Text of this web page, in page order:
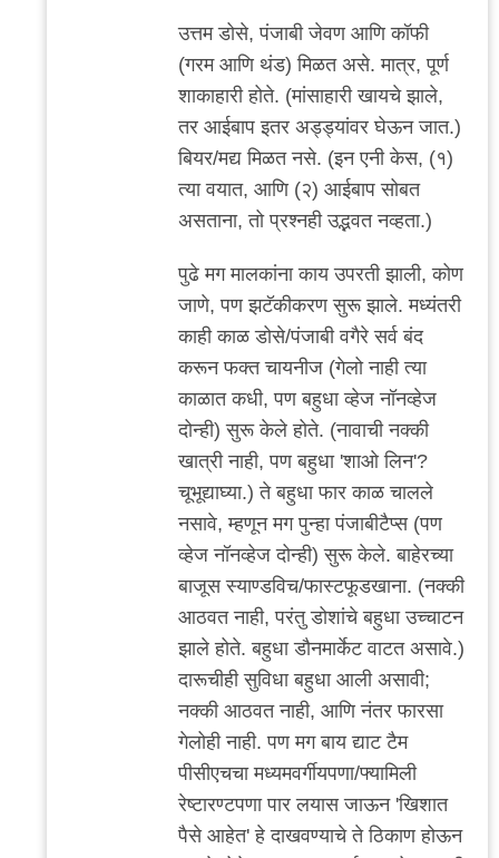
उत्तम डोसे, पंजाबी जेवण आणि कॉफी
(गरम आणि थंड) मिळत असे. मात्र, पूर्ण
शाकाहारी होते. (मांसाहारी खायचे झाले,
तर आईबाप इतर अड्ड्यांवर घेऊन जात.)
बियर/मद्य मिळत नसे. (इन एनी केस, (१)
त्या वयात, आणि (२) आईबाप सोबत
असताना, तो प्रश्नही उद्भवत नव्हता.)
पुढे मग मालकांना काय उपरती झाली, कोण
जाणे, पण झटॅकीकरण सुरू झाले. मध्यंतरी
काही काळ डोसे/पंजाबी वगैरे सर्व बंद
करून फक्त चायनीज (गेलो नाही त्या
काळात कधी, पण बहुधा व्हेज नॉनव्हेज
दोन्ही) सुरू केले होते. (नावाची नक्की
खात्री नाही, पण बहुधा 'शाओ लिन'?
चूभूद्याघ्या.) ते बहुधा फार काळ चालले
नसावे, म्हणून मग पुन्हा पंजाबीटैप्स (पण
व्हेज नॉनव्हेज दोन्ही) सुरू केले. बाहेरच्या
बाजूस स्याण्डविच/फास्टफूडखाना. (नक्की
आठवत नाही, परंतु डोशांचे बहुधा उच्चाटन
झाले होते. बहुधा डौनमार्केट वाटत असावे.)
दारूचीही सुविधा बहुधा आली असावी;
नक्की आठवत नाही, आणि नंतर फारसा
गेलोही नाही. पण मग बाय द्याट टैम
पीसीएचचा मध्यमवर्गीयपणा/फ्यामिली
रेष्टारण्टपणा पार लयास जाऊन 'खिशात
पैसे आहेत' हे दाखवण्याचे ते ठिकाण होऊन